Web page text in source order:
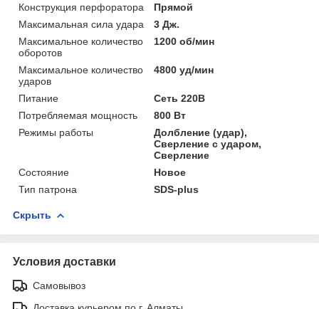
Конструкция перфоратора
Прямой
Максимальная сила удара
3 Дж.
Максимальное количество
оборотов
1200 об/мин
Максимальное количество
ударов
4800 уд/мин
Питание
Сеть 220В
Потребляемая мощность
800 Вт
Режимы работы
Долбление (удар),
Сверление с ударом,
Сверление
Состояние
Новое
Тип патрона
SDS-plus
Скрыть
Условия доставки
Самовывоз